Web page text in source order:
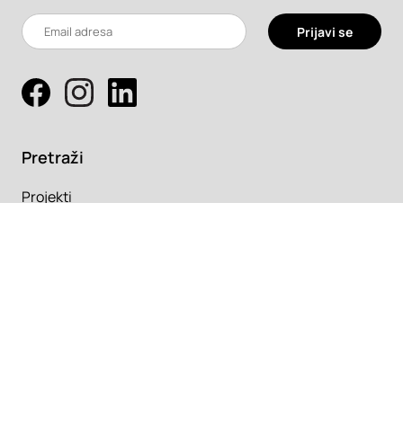
Prijavi se
Pretraži
Projekti